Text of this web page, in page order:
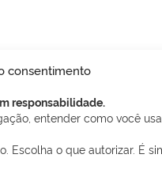
consentimento
responsabilidade.
entender como você
Escolha o que autorizar. É